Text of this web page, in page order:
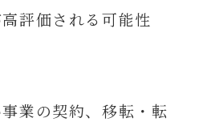
評価される可能性
業の契約、移転・転